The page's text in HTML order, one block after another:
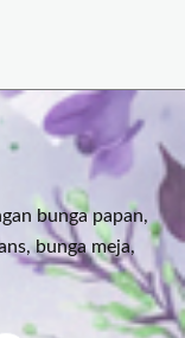
bunga papan,
bunga meja,